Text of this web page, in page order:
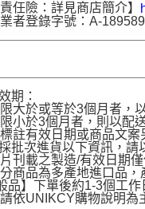
任險：詳見商店簡介】
者登錄字號：A-
期：
大於或等於3個月者，
小於3個月者，則以配
註有效日期或商品文案
批次進貨以下資訊，請
刊載之製造/有效日期僅
商品為多產地進口品，
品】下單後約1-3個工
依UNIKCY購物說明為